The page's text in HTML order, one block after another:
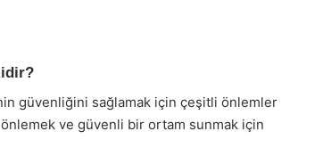
güvenliğini sağlamak için çeşitli önlemler
ve güvenli bir ortam sunmak için